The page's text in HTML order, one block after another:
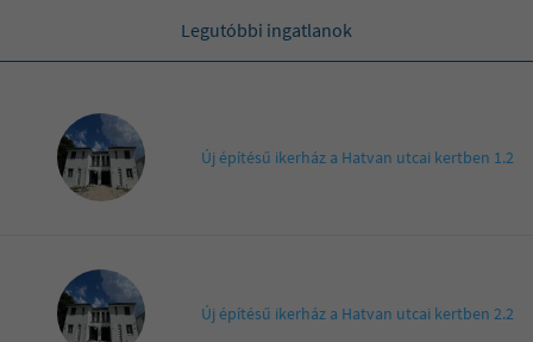
Legutóbbi ingatlanok
Új építésű ikerház a Hatvan utcai kertben 1.2
Új építésű ikerház a Hatvan utcai kertben 2.2